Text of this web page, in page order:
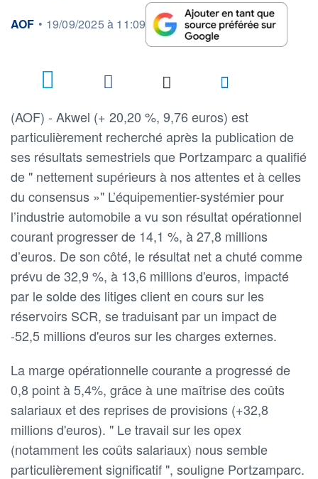
information fournie par
AOF • 19/09/2025 à 11:09
(AOF) - Akwel (+ 20,20 %, 9,76 euros) est
particulièrement recherché après la publication de
ses résultats semestriels que Portzamparc a qualifié
de " nettement supérieurs à nos attentes et à celles
du consensus »" L’équipementier-systémier pour
l’industrie automobile a vu son résultat opérationnel
courant progresser de 14,1 %, à 27,8 millions
d’euros. De son côté, le résultat net a chuté comme
prévu de 32,9 %, à 13,6 millions d'euros, impacté
par le solde des litiges client en cours sur les
réservoirs SCR, se traduisant par un impact de
-52,5 millions d'euros sur les charges externes.
La marge opérationnelle courante a progressé de
0,8 point à 5,4%, grâce à une maîtrise des coûts
salariaux et des reprises de provisions (+32,8
millions d'euros). " Le travail sur les opex
(notamment les coûts salariaux) nous semble
particulièrement significatif ", souligne Portzamparc.